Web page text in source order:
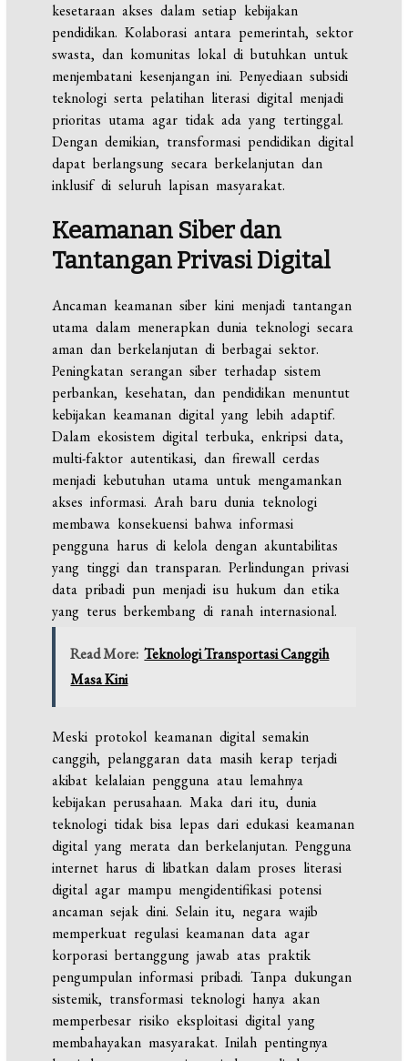
kesetaraan akses dalam setiap kebijakan
pendidikan. Kolaborasi antara pemerintah, sektor
swasta, dan komunitas lokal di butuhkan untuk
menjembatani kesenjangan ini. Penyediaan subsidi
teknologi serta pelatihan literasi digital menjadi
prioritas utama agar tidak ada yang tertinggal.
Dengan demikian, transformasi pendidikan digital
dapat berlangsung secara berkelanjutan dan
inklusif di seluruh lapisan masyarakat.
Keamanan Siber dan
Tantangan Privasi Digital
Ancaman keamanan siber kini menjadi tantangan
utama dalam menerapkan dunia teknologi secara
aman dan berkelanjutan di berbagai sektor.
Peningkatan serangan siber terhadap sistem
perbankan, kesehatan, dan pendidikan menuntut
kebijakan keamanan digital yang lebih adaptif.
Dalam ekosistem digital terbuka, enkripsi data,
multi-faktor autentikasi, dan firewall cerdas
menjadi kebutuhan utama untuk mengamankan
akses informasi. Arah baru dunia teknologi
membawa konsekuensi bahwa informasi
pengguna harus di kelola dengan akuntabilitas
yang tinggi dan transparan. Perlindungan privasi
data pribadi pun menjadi isu hukum dan etika
yang terus berkembang di ranah internasional.
Read More: Teknologi Transportasi Canggih
Masa Kini
Meski protokol keamanan digital semakin
canggih, pelanggaran data masih kerap terjadi
akibat kelalaian pengguna atau lemahnya
kebijakan perusahaan. Maka dari itu, dunia
teknologi tidak bisa lepas dari edukasi keamanan
digital yang merata dan berkelanjutan. Pengguna
internet harus di libatkan dalam proses literasi
digital agar mampu mengidentifikasi potensi
ancaman sejak dini. Selain itu, negara wajib
memperkuat regulasi keamanan data agar
korporasi bertanggung jawab atas praktik
pengumpulan informasi pribadi. Tanpa dukungan
sistemik, transformasi teknologi hanya akan
memperbesar risiko eksploitasi digital yang
membahayakan masyarakat. Inilah pentingnya